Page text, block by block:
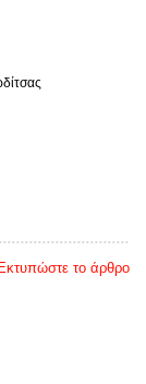
Εκτυπώστε το άρθρο